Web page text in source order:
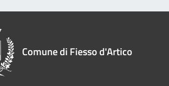
Comune di Fiesso d'Artico